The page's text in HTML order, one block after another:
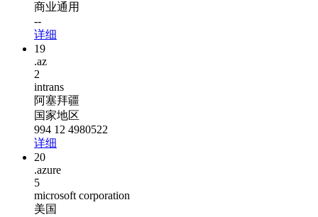
商业通用
--
详细
19
.az
2
intrans
阿塞拜疆
国家地区
994 12 4980522
详细
20
.azure
5
microsoft corporation
美国